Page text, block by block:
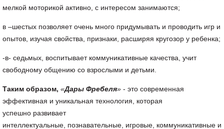
мелкой моторикой активно, с интересом занимаются;
в –шестых позволяет очень много придумывать и проводить игр и
опытов, изучая свойства, признаки, расширяя кругозор у ребенка;
-в- седьмых, воспитывает коммуникативные качества, учит
свободному общению со взрослыми и детьми.
Таким образом, «Дары Фребеля» - это современная
эффективная и уникальная технология, которая
успешно развивает
интеллектуальные, познавательные, игровые, коммуникативные и